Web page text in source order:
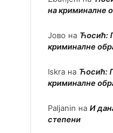
на криминалне
Јово на Ћосић:
криминалне
Iskra на Ћосић:
криминалне
Paljanin на И
степени